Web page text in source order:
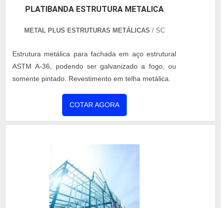
PLATIBANDA ESTRUTURA METALICA
METAL PLUS ESTRUTURAS METÁLICAS / SC
Estrutura metálica para fachada em aço estrutural
ASTM A-36, podendo ser galvanizado a fogo, ou
somente pintado. Revestimento em telha metálica.
COTAR AGORA